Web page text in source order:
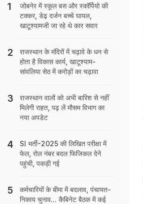
जोबनेर में स्कूल बस और स्कॉर्पियो की
टक्‍कर, डेढ़ दर्जन बच्चे घायल,
खाटूश्यामजी जा रहे थे कार सवार
राजस्‍थान के मंद‍िरों में चढ़ावे के धन से
होता है व‍िकास कार्य, खाटूश्‍याम-
सांवलिया सेठ में करोड़ों का चढ़ावा
राजस्‍थान वालों को अभी बार‍िश से नहीं
म‍िलेगी राहत, पढ़ लें मौसम व‍िभाग का
नया अपडेट
SI भर्ती-2025 की लिखित परीक्षा में
फेल, रोल नंबर बदल फिजिकल देने
पहुंची, पकड़ी गई
कर्मचारियों के बीमा में बदलाव, पंचायत-
निकाय चुनाव... कैबिनेट बैठक में कई